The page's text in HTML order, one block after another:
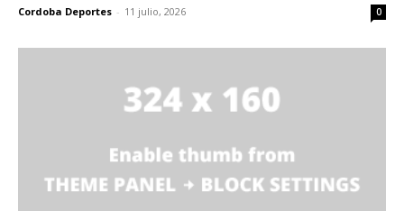
Cordoba Deportes - 11 julio, 2026 0